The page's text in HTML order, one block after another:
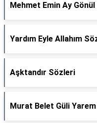
Mehmet Emin Ay
Yardım Eyle Allahım
Aşktandır Sözleri
Murat Belet Güli